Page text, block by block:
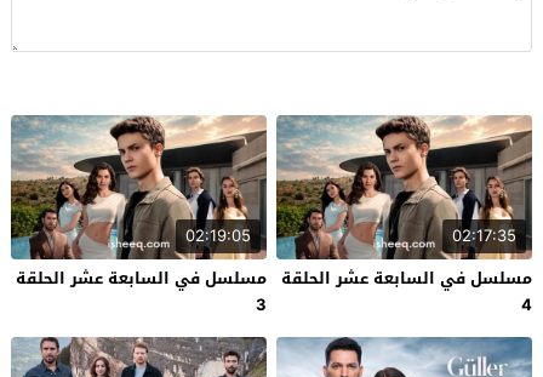
02:17:35
مسلسل في السابعة عشر الحلقة
4
02:19:05
مسلسل في السابعة عشر الحلقة
3